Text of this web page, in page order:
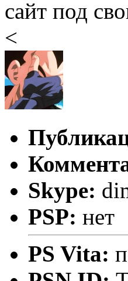
сайт под
<
Skype:
PSP: нет
PS Vita: